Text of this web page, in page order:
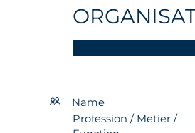
Name
Profession / Metier /